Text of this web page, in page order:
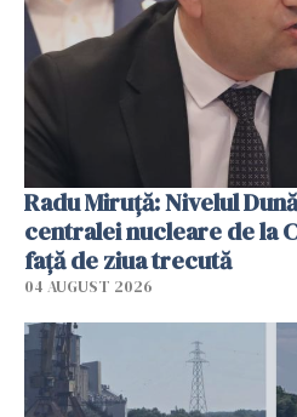
Radu Miruţă: Nivelul
centralei nucleare de la
faţă de ziua trecută
04 AUGUST 2026